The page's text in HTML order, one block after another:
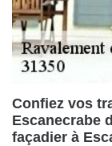
Confiez vos
Escanecrabe
façadier à